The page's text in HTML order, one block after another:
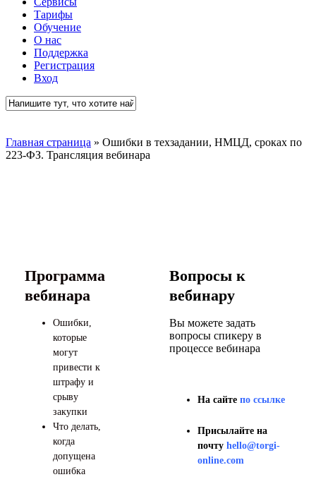
Тарифы
Обучение
О нас
Поддержка
Регистрация
Вход
Главная страница » Ошибки в техзадании, НМЦД, сроках по
223-ФЗ. Трансляция вебинара
Программа
вебинара
Ошибки,
которые
могут
привести к
штрафу и
срыву
закупки
Что делать,
когда
допущена
ошибка
Вопросы к
вебинару
Вы можете задать
вопросы спикеру в
процессе вебинара
На сайтепо ссылке
Присылайте на
почтуhello@torgi-
online.com